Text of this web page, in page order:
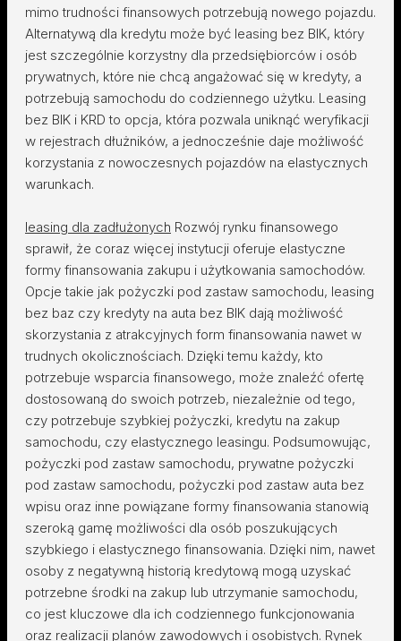
mimo trudności finansowych potrzebują nowego pojazdu.
Alternatywą dla kredytu może być leasing bez BIK, który
jest szczególnie korzystny dla przedsiębiorców i osób
prywatnych, które nie chcą angażować się w kredyty, a
potrzebują samochodu do codziennego użytku. Leasing
bez BIK i KRD to opcja, która pozwala uniknąć weryfikacji
w rejestrach dłużników, a jednocześnie daje możliwość
korzystania z nowoczesnych pojazdów na elastycznych
warunkach.
leasing dla zadłużonych Rozwój rynku finansowego
sprawił, że coraz więcej instytucji oferuje elastyczne
formy finansowania zakupu i użytkowania samochodów.
Opcje takie jak pożyczki pod zastaw samochodu, leasing
bez baz czy kredyty na auta bez BIK dają możliwość
skorzystania z atrakcyjnych form finansowania nawet w
trudnych okolicznościach. Dzięki temu każdy, kto
potrzebuje wsparcia finansowego, może znaleźć ofertę
dostosowaną do swoich potrzeb, niezależnie od tego,
czy potrzebuje szybkiej pożyczki, kredytu na zakup
samochodu, czy elastycznego leasingu. Podsumowując,
pożyczki pod zastaw samochodu, prywatne pożyczki
pod zastaw samochodu, pożyczki pod zastaw auta bez
wpisu oraz inne powiązane formy finansowania stanowią
szeroką gamę możliwości dla osób poszukujących
szybkiego i elastycznego finansowania. Dzięki nim, nawet
osoby z negatywną historią kredytową mogą uzyskać
potrzebne środki na zakup lub utrzymanie samochodu,
co jest kluczowe dla ich codziennego funkcjonowania
oraz realizacji planów zawodowych i osobistych. Rynek